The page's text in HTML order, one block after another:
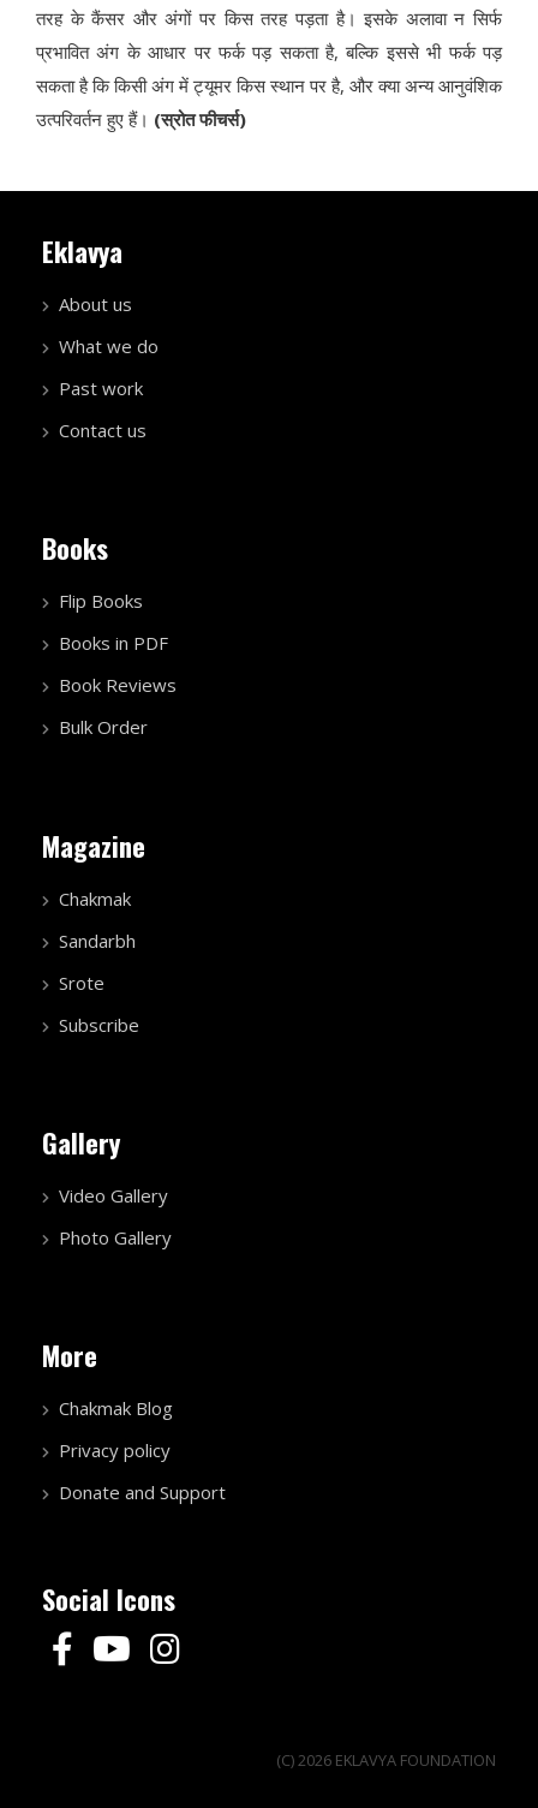
तरह के कैंसर और अंगों पर किस तरह पड़ता है। इसके अलावा न सिर्फ
प्रभावित अंग के आधार पर फर्क पड़ सकता है, बल्कि इससे भी फर्क पड़
सकता है कि किसी अंग में ट्यूमर किस स्थान पर है, और क्या अन्य आनुवंशिक
उत्परिवर्तन हुए हैं। (स्रोत फीचर्स)
Eklavya
About us
What we do
Past work
Contact us
Books
Flip Books
Books in PDF
Book Reviews
Bulk Order
Magazine
Chakmak
Sandarbh
Srote
Subscribe
Gallery
Video Gallery
Photo Gallery
More
Chakmak Blog
Privacy policy
Donate and Support
Social Icons
(C) 2026 EKLAVYA FOUNDATION